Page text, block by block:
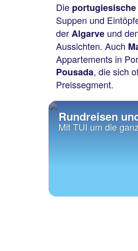
Die
Suppen und
derAlgarve und
Aussichten. Auch
Appartements in
Pousada, die sich
Preissegment.
Rundreisen
Mit TUI um die